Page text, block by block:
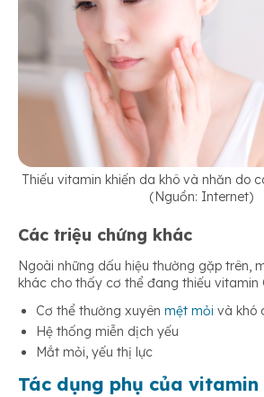
Thiếu vitamin khiến da khô và nhăn do
(Nguồn: Internet)
Các triệu chứng khác
Ngoài những dấu hiệu thường gặp trên,
khác cho thấy cơ thể đang thiếu vitamin
Cơ thể thường xuyên mệt mỏi và khó
Hệ thống miễn dịch yếu
Mắt mỏi, yếu thị lực
Tác dụng phụ của vitamin